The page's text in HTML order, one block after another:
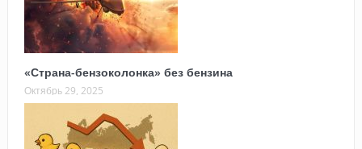
«Страна-бензоколонка» без бензина
Октябрь 29, 2025